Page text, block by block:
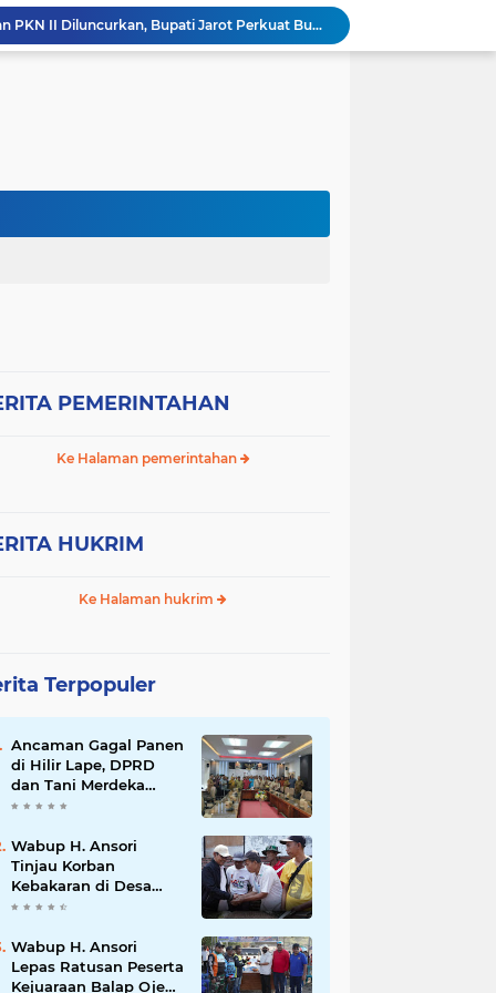
Empat Proyek Perubahan PKN II Diluncurkan, Bupati Jarot Perkuat Budaya Inovasi dan Tata Kelola Pemerintahan
Sekretaris DPC Gerindra Sumbawa Tekankan Disiplin Relawan Dapur, Keselamatan dan Higienitas Jadi Prioritas
Wabup H. Mohamad Ansori Dampingi Sejumlah Menteri Hadiri Milad Tasyakur Satu Dasawarsa PMI Dea Malela
PEMERINTAHAN
Ke Halaman pemerintahan
HUKRIM
Ke Halaman hukrim
Terpopuler
Ancaman Gagal Panen
di Hilir Lape, DPRD
dan Tani Merdeka
Dorong Perbaikan
Wabup H. Ansori
Tinjau Korban
Kebakaran di Desa
Kerekeh, Ajak
Tingkatkan
Kewaspadaan
terhadap Instalasi
Wabup H. Ansori
Lepas Ratusan Peserta
Kejuaraan Balap Ojek